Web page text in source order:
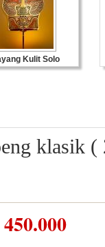
Kulit Solo
klasik (
450.000